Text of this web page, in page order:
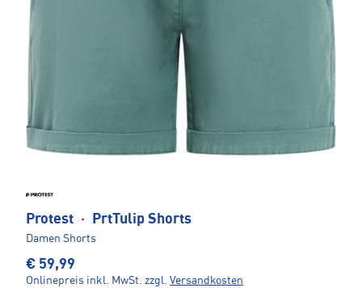
Protest · PrtTulip Shorts
Damen Shorts
€ 59,99
Onlinepreis inkl. MwSt. zzgl. Versandkosten